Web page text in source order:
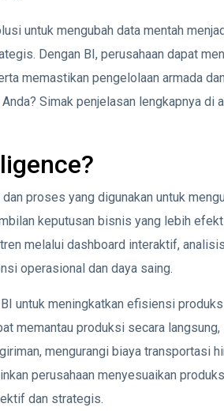
untuk mengubah data mentah
Dengan BI, perusahaan dapat
memastikan pengelolaan armada
Simak penjelasan lengkapnya di
proses yang digunakan untuk
keputusan bisnis yang lebih
melalui dashboard interaktif,
operasional dan daya saing.
untuk meningkatkan efisiensi
memantau produksi secara
mengurangi biaya transportasi
perusahaan menyesuaikan
dan strategis.